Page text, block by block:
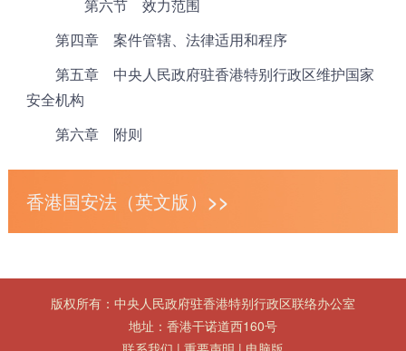
第六节 效力范围
第四章 案件管辖、法律适用和程序
第五章 中央人民政府驻香港特别行政区维护国家
安全机构
第六章 附则
香港国安法（英文版）>>
版权所有：中央人民政府驻香港特别行政区联络办公室
地址：香港干诺道西160号